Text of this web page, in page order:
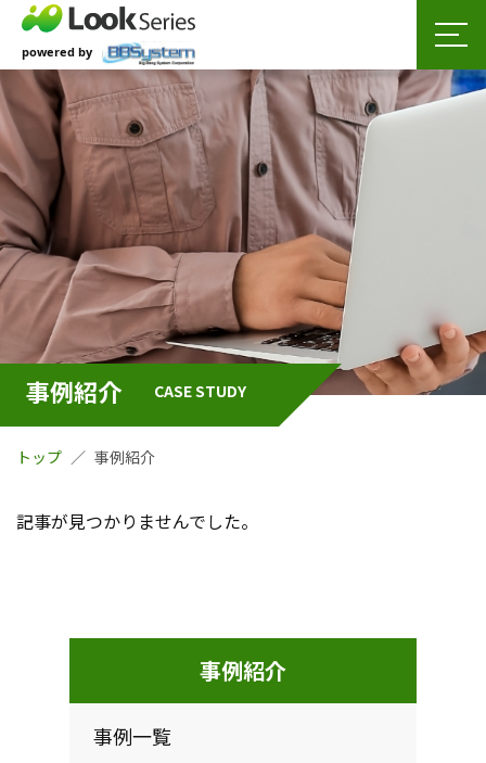
事例紹介 CASE STUDY
トップ 事例紹介
記事が見つかりませんでした。
事例紹介
事例一覧